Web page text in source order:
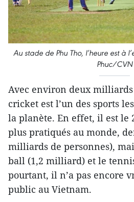
Au stade de Phu Tho, l’heure est à
Phuc/CVN
Avec environ deux milliards
cricket est l’un des sports
la planète. En effet, il est le
plus pratiqués au monde,
milliards de personnes),
ball (1,2 milliard) et le
pourtant, il n’a pas encore
public au Vietnam.